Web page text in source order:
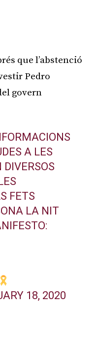
que l’abstenció
Pedro
govern
A LES
FETS
LA NIT
18, 2020